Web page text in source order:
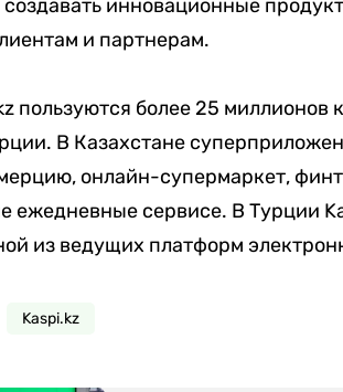
инновационные
и партнерам.
пользуются более 25 миллионов
В Казахстане
онлайн-супермаркет,
ежедневные сервисе. В Турции
из ведущих платформ
Kaspi.kz